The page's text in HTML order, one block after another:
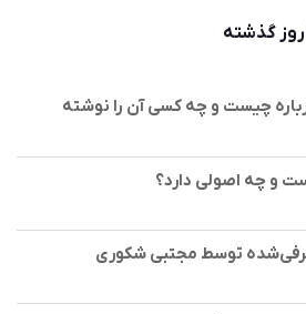
چیست و چه کسی آن را نوشته
و چه اصولی دارد؟
توسط مجتبی شکوری